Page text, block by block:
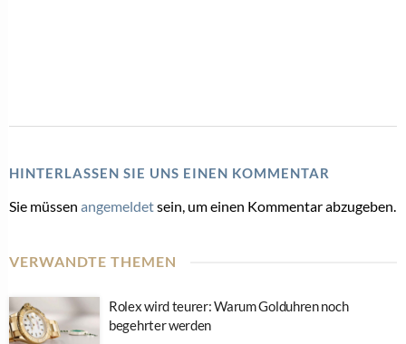
HINTERLASSEN SIE UNS EINEN KOMMENTAR
Sie müssen angemeldetsein, um einen Kommentar abzugeben.
VERWANDTE THEMEN
Rolex wird teurer: Warum Golduhren noch
begehrter werden